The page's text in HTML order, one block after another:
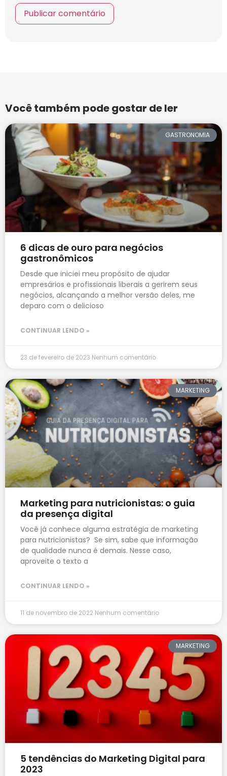
Você também pode gostar de ler
GASTRONOMIA
6 dicas de ouro para negócios
gastronômicos
Desde que iniciei meu propósito de ajudar
empresários e profissionais liberais a gerirem seus
negócios, alcançando a melhor versão deles, me
deparo com o delicioso
CONTINUAR LENDO »
23 de fevereiro de 2023 Nenhum comentário
MARKETING
Marketing para nutricionistas: o guia
da presença digital
Você já conhece alguma estratégia de marketing
para nutricionistas? Se sim, sabe que informação
de qualidade nunca é demais. Nesse caso,
aproveite o texto a
CONTINUAR LENDO »
11 de novembro de 2022 Nenhum comentário
MARKETING
5 tendências do Marketing Digital para
2023